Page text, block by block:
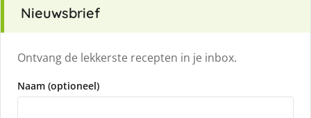
Nieuwsbrief
Ontvang de lekkerste recepten in je inbox.
Naam (optioneel)